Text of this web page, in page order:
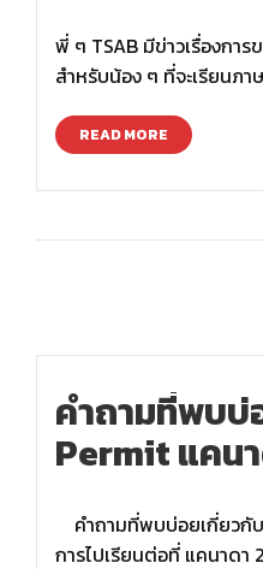
พี่ ๆ TSAB มีข่าวเรื่องการ
สำหรับน้อง ๆ ที่จะเรียนภ
READ MORE
คำถามที่พบ
Permit แคน
คำถามที่พบบ่อยเกี่ยวกั
การไปเรียนต่อที่ แคนาดา